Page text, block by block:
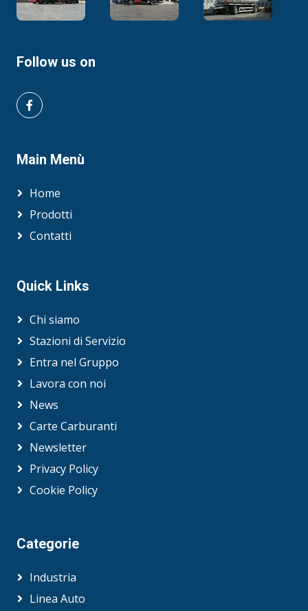
Follow us on
Main Menù
Home
Prodotti
Contatti
Quick Links
Chi siamo
Stazioni di Servizio
Entra nel Gruppo
Lavora con noi
News
Carte Carburanti
Newsletter
Privacy Policy
Cookie Policy
Categorie
Industria
Linea Auto